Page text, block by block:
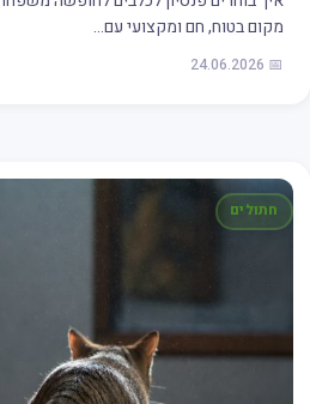
מקום בטוח, חם ומקצועי עם…
📅 24.06.2026
חתולים